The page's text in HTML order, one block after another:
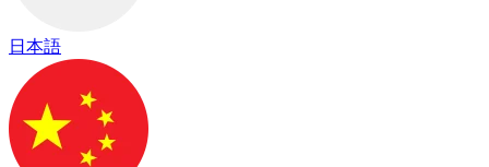
日本語